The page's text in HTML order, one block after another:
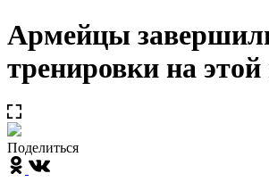
Армейцы
тренировки на этой
Поделиться